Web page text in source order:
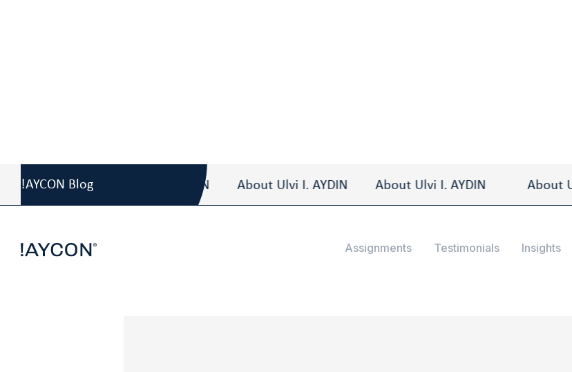
!AYCON BlogAbout Ulvi I. AYDIN About Ulvi I. AYDIN About Ulvi I. AYDIN About Ulvi I.
Assignments Testimonials Insights